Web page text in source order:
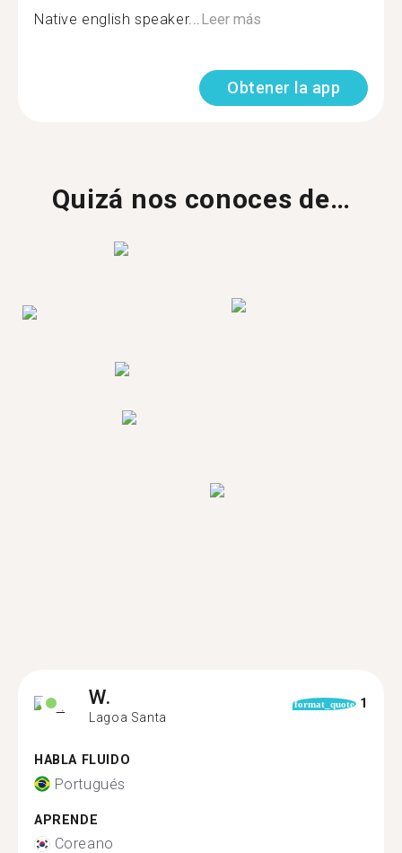
Native english speaker...Leer más
Obtener la app
Quizá nos conoces de…
W.
Lagoa Santa
format_quote 1
HABLA FLUIDO
Portugués
APRENDE
Coreano